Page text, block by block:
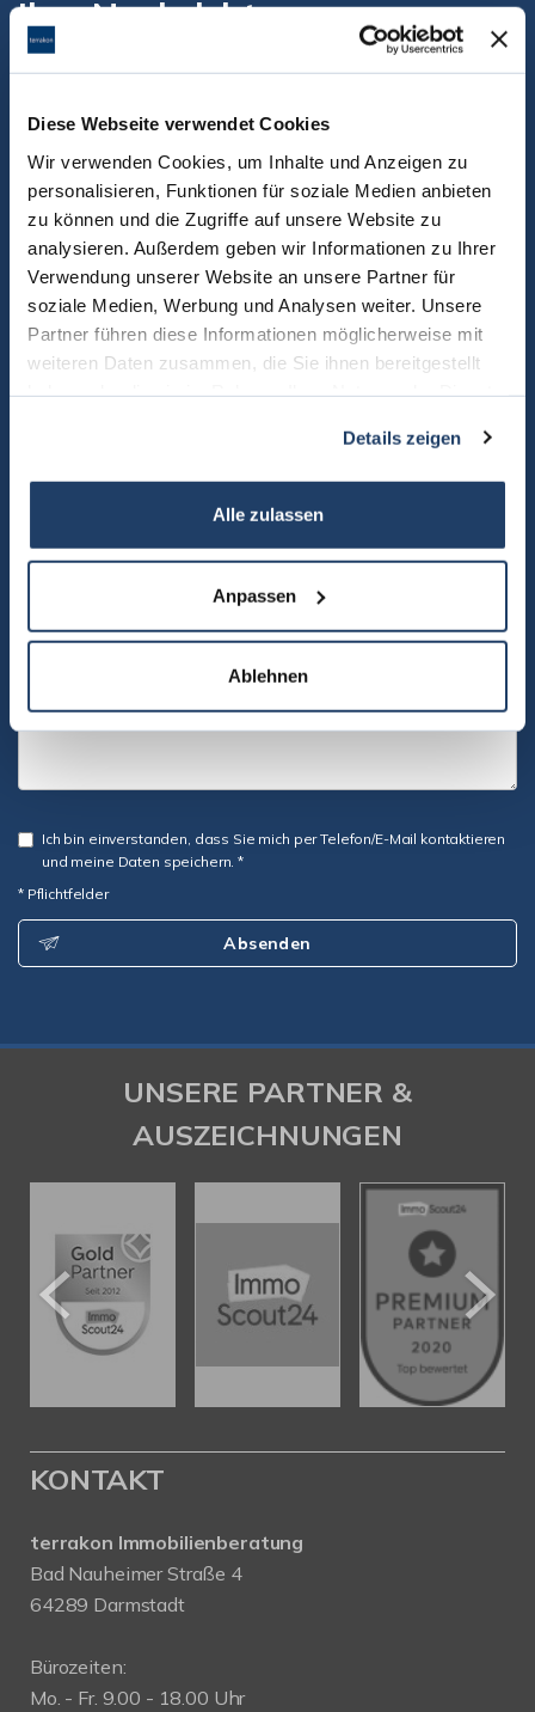
Diese Webseite verwendet Cookies
Wir verwenden Cookies, um Inhalte und Anzeigen zu
personalisieren, Funktionen für soziale Medien anbieten
zu können und die Zugriffe auf unsere Website zu
analysieren. Außerdem geben wir Informationen zu Ihrer
Verwendung unserer Website an unsere Partner für
soziale Medien, Werbung und Analysen weiter. Unsere
Partner führen diese Informationen möglicherweise mit
weiteren Daten zusammen, die Sie ihnen bereitgestellt
Details zeigen
Alle zulassen
Anpassen
Ablehnen
Ihre Nachricht an uns
Sie können uns über das Kontaktformular gern direkt eine
Ich bin einverstanden, dass Sie mich per Telefon/E-Mail kontaktieren
und meine Daten speichern. *
* Pflichtfelder
Absenden
UNSERE PARTNER &
AUSZEICHNUNGEN
KONTAKT
terrakon Immobilienberatung
Bad Nauheimer Straße 4
64289 Darmstadt
Bürozeiten:
Mo. - Fr. 9.00 - 18.00 Uhr